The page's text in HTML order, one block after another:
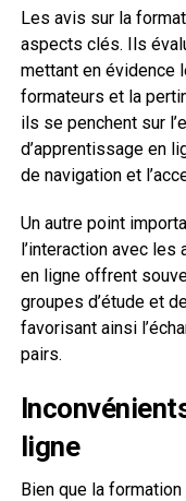
Les avis sur la
aspects clés. Ils
mettant en évidence
formateurs et la
ils se penchent sur
d’apprentissage en
de navigation et
Un autre point
l’interaction avec
en ligne offrent
groupes d’étude et
favorisant ainsi
pairs.
ligne
Bien que la